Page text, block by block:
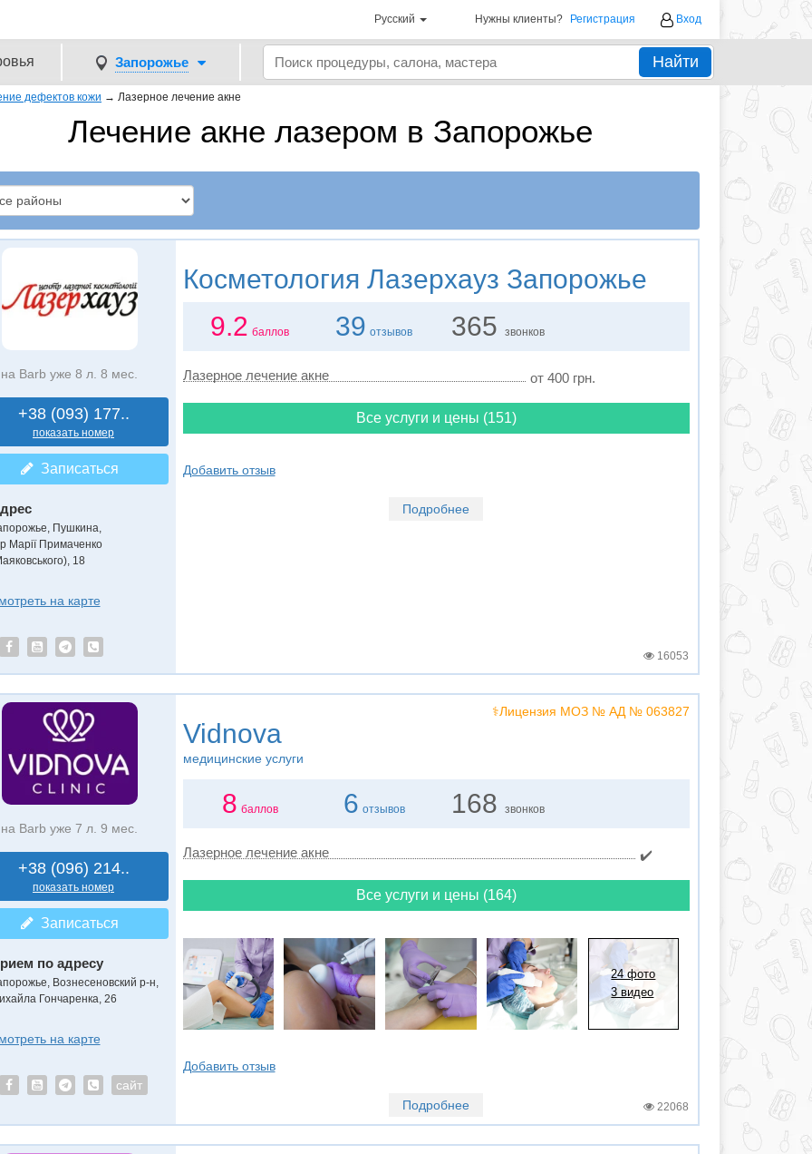
Русский Нужны клиенты? Регистрация Вход
Запорожье Найти
дефектов кожи → Лазерное лечение акне
Лечение акне лазером в Запорожье
на Barb уже 8 л. 8 мес.
+38 (093) 177..
показать номер
Записаться
Пушкина
Марії Примаченко
18
на карте
Косметология Лазерхауз Запорожье
9.2 баллов 39 отзывов 365 звонков
Лазерное лечение акне от 400 грн.
Все услуги и цены (151)
Добавить отзыв
Подробнее
16053
на Barb уже 7 л. 9 мес.
+38 (096) 214..
показать номер
Записаться
по адресу
Вознесеновский р-н,
Гончаренка, 26
на карте
сайт
⚕️Лицензия МОЗ № АД № 063827
Vidnova
медицинские услуги
8 баллов 6 отзывов 168 звонков
Лазерное лечение акне ✔️
Все услуги и цены (164)
24 фото
3 видео
Добавить отзыв
Подробнее 22068